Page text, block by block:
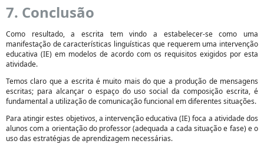
7. Conclusão
Como resultado, a escrita tem vindo a estabelecer-se como uma
manifestação de características linguísticas que requerem uma intervenção
educativa (IE) em modelos de acordo com os requisitos exigidos por esta
atividade.
Temos claro que a escrita é muito mais do que a produção de mensagens
escritas; para alcançar o espaço do uso social da composição escrita, é
fundamental a utilização de comunicação funcional em diferentes situações.
Para atingir estes objetivos, a intervenção educativa (IE) foca a atividade dos
alunos com a orientação do professor (adequada a cada situação e fase) e o
uso das estratégias de aprendizagem necessárias.